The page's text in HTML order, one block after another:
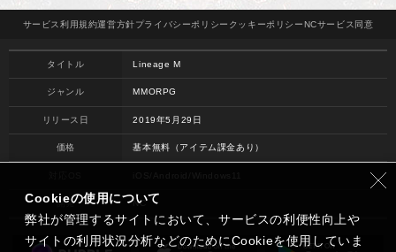
サービス 利用規約運営方針プライバシーポリシー クッキーポリシーNCサービス 同意
タイトル Lineage M
ジャンル MMORPG
リリース日 2019年5月29日
価格 基本無料（アイテム課金あり）
開発 NC
Cookieの使用について
弊社が管理するサイトにおいて、サービスの利便性向上や
サイトの利用状況分析などのためにCookieを使用していま